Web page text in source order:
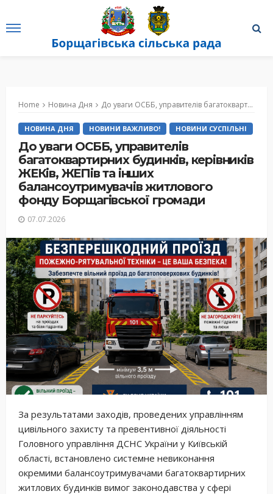
Home Новина Дня До уваги ОСББ, управителів багатоквартирних будинків, керівників ЖЕКів, ЖЕПів та інших балансоутримувачів житлового фонду Борщагівської громади
НОВИНА ДНЯ НОВИНИ ВАЖЛИВО! НОВИНИ СУСПІЛЬНІ
До уваги ОСББ, управителів
багатоквартирних будинків, керівників
ЖЕКів, ЖЕПів та інших
балансоутримувачів житлового
фонду Борщагівської громади
07.07.2026
За результатами заходів, проведених управлінням
цивільного захисту та превентивної діяльності
Головного управління ДСНС України у Київській
області, встановлено системне невиконання
окремими балансоутримувачами багатоквартирних
житлових будинків вимог законодавства у сфері